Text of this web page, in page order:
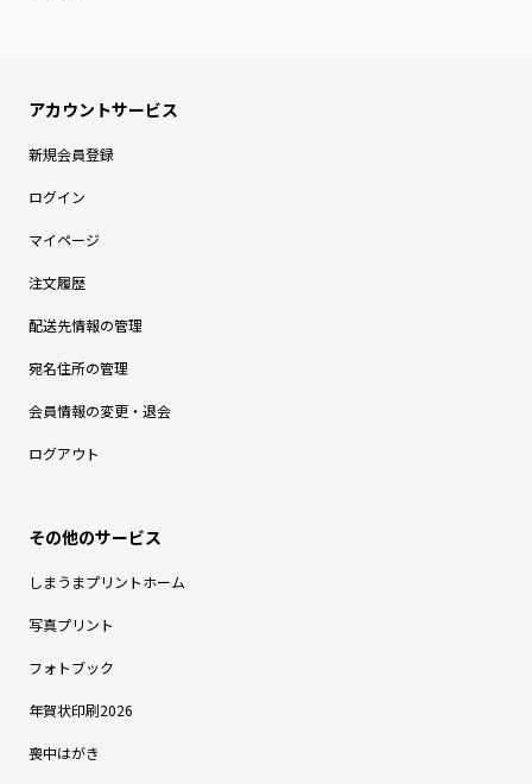
新規会員登録
ログイン
マイページ
注文履歴
配送先情報の管理
宛名住所の管理
会員情報の変更・退会
ログアウト
しまうまプリントホーム
写真プリント
フォトブック
年賀状印刷2026
喪中はがき